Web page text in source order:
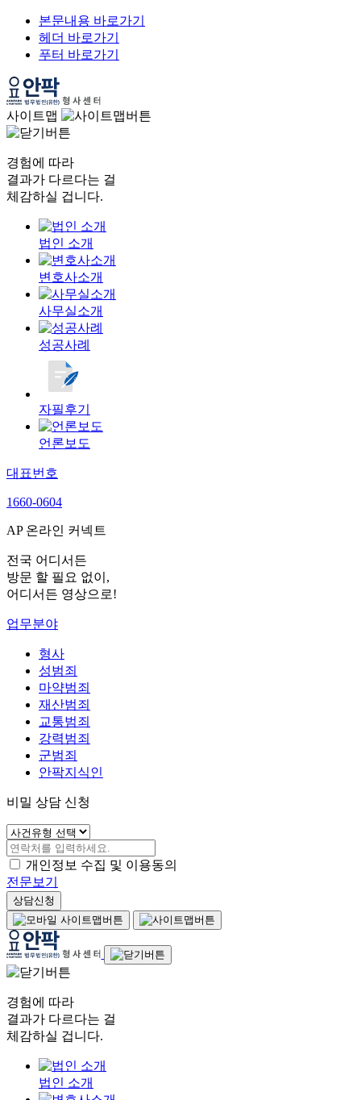
본문내용 바로가기
헤더 바로가기
푸터 바로가기
사이트맵
경험에 따라
결과가 다르다는 걸
체감하실 겁니다.
법인 소개
변호사소개
사무실소개
성공사례
자필후기
언론보도
대표번호
1660-0604
AP 온라인 커넥트
전국 어디서든
방문 할 필요 없이,
어디서든 영상으로!
업무분야
형사
성범죄
마약범죄
재산범죄
교통범죄
강력범죄
군범죄
안팍지식인
비밀 상담 신청
개인정보 수집 및 이용동의
전문보기
상담신청
경험에 따라
결과가 다르다는 걸
체감하실 겁니다.
법인 소개